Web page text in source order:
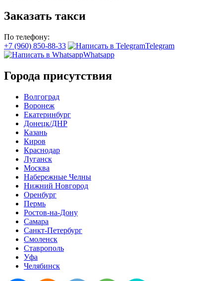
Заказать такси
По телефону:
+7 (960) 850-88-33
Telegram
Whatsapp
Города присутствия
Волгоград
Воронеж
Екатеринбург
Донецк/ДНР
Казань
Киров
Краснодар
Луганск
Москва
Набережные Челны
Нижний Новгород
Оренбург
Пермь
Ростов-на-Дону
Самара
Санкт-Петербург
Смоленск
Ставрополь
Уфа
Челябинск